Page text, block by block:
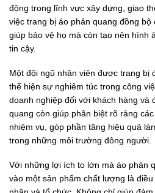
động trong lĩnh vực xây dựng, giao
việc trang bị áo phản quang đồng bộ
giúp bảo vệ họ mà còn tạo nên hình
tin cậy.
Một đội ngũ nhân viên được trang bị
thể hiện sự nghiêm túc trong công
doanh nghiệp đối với khách hàng và
quang còn giúp phân biệt rõ ràng
nhiệm vụ, góp phần tăng hiệu quả
trong những môi trường đông người.
Với những lợi ích to lớn mà áo phản
vào một sản phẩm chất lượng là